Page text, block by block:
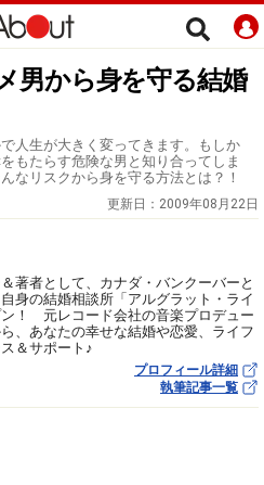
男から身を守る結婚
人生が大きく変ってきます。もしか
もたらす危険な男と知り合ってしま
なリスクから身を守る方法とは？！
更新日： 2009年08月22日
著者として、カナダ・バンクーバーと
身の結婚相談所「アルグラット・ライ
！ 元レコード会社の音楽プロデュー
、あなたの幸せな結婚や恋愛、ライフ
＆サポート♪
プロフィール詳細
執筆記事一覧